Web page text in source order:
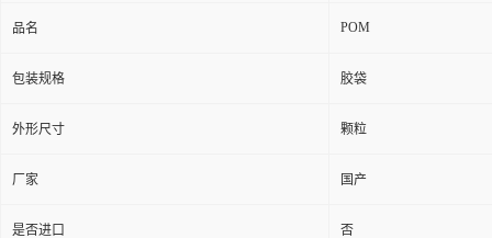
品名 POM
包装规格 胶袋
外形尺寸 颗粒
厂家 国产
是否进口 否